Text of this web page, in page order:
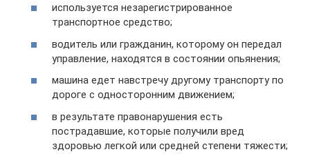
используется незарегистрированное
транспортное средство;
водитель или гражданин, которому он передал
управление, находятся в состоянии опьянения;
машина едет навстречу другому транспорту по
дороге с односторонним движением;
в результате правонарушения есть
пострадавшие, которые получили вред
здоровью легкой или средней степени тяжести;